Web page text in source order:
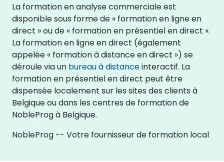
La formation en analyse commerciale est
disponible sous forme de « formation en ligne en
direct » ou de « formation en présentiel en direct ».
La formation en ligne en direct (également
appelée « formation à distance en direct ») se
déroule via un bureau à distanceinteractif. La
formation en présentiel en direct peut être
dispensée localement sur les sites des clients à
Belgique ou dans les centres de formation de
NobleProg à Belgique.
NobleProg -- Votre fournisseur de formation local